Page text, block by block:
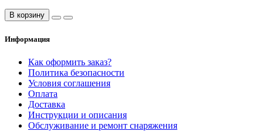
В корзину
Информация
Как оформить заказ?
Политика безопасности
Условия соглашения
Оплата
Доставка
Инструкции и описания
Обслуживание и ремонт снаряжения